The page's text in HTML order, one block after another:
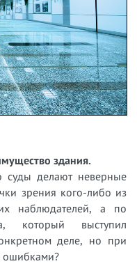
здания.
суды делают неверные
зрения кого-либо из
наблюдателей, а по
который выступил
деле, но при
ошибками?